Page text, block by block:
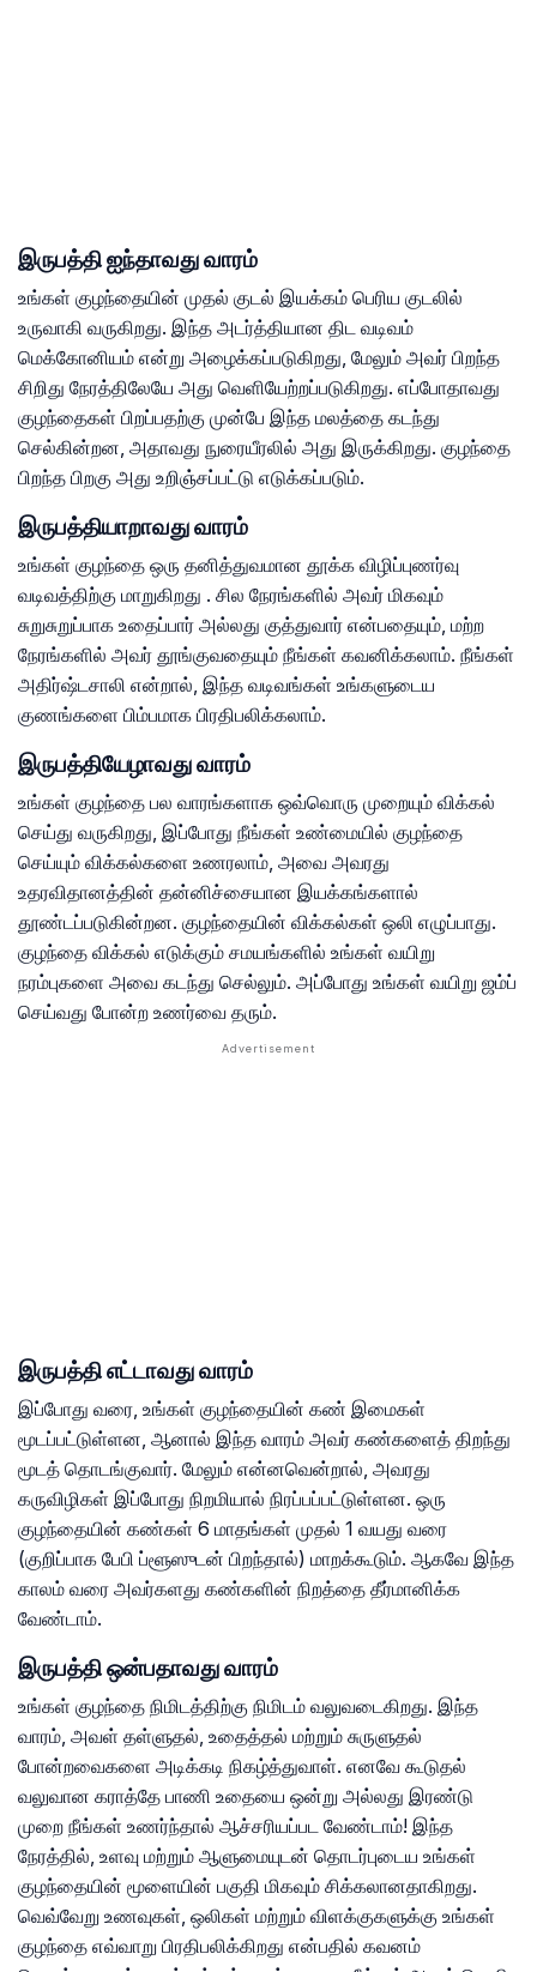
இருபத்தி ஐந்தாவது வாரம்
உங்கள் குழந்தையின் முதல் குடல் இயக்கம் பெரிய குடலில்
உருவாகி வருகிறது. இந்த அடர்த்தியான திட வடிவம்
மெக்கோனியம் என்று அழைக்கப்படுகிறது, மேலும் அவர் பிறந்த
சிறிது நேரத்திலேயே அது வெளியேற்றப்படுகிறது. எப்போதாவது
குழந்தைகள் பிறப்பதற்கு முன்பே இந்த மலத்தை கடந்து
செல்கின்றன, அதாவது நுரையீரலில் அது இருக்கிறது. குழந்தை
பிறந்த பிறகு அது உறிஞ்சப்பட்டு எடுக்கப்படும்.
இருபத்தியாறாவது வாரம்
உங்கள் குழந்தை ஒரு தனித்துவமான தூக்க விழிப்புணர்வு
வடிவத்திற்கு மாறுகிறது . சில நேரங்களில் அவர் மிகவும்
சுறுசுறுப்பாக உதைப்பார் அல்லது குத்துவார் என்பதையும், மற்ற
நேரங்களில் அவர் தூங்குவதையும் நீங்கள் கவனிக்கலாம். நீங்கள்
அதிர்ஷ்டசாலி என்றால், இந்த வடிவங்கள் உங்களுடைய
குணங்களை பிம்பமாக பிரதிபலிக்கலாம்.
இருபத்தியேழாவது வாரம்
உங்கள் குழந்தை பல வாரங்களாக ஒவ்வொரு முறையும் விக்கல்
செய்து வருகிறது, இப்போது நீங்கள் உண்மையில் குழந்தை
செய்யும் விக்கல்களை உணரலாம், அவை அவரது
உதரவிதானத்தின் தன்னிச்சையான இயக்கங்களால்
தூண்டப்படுகின்றன. குழந்தையின் விக்கல்கள் ஒலி எழுப்பாது.
குழந்தை விக்கல் எடுக்கும் சமயங்களில் உங்கள் வயிறு
நரம்புகளை அவை கடந்து செல்லும். அப்போது உங்கள் வயிறு ஜம்ப்
செய்வது போன்ற உணர்வை தரும்.
இருபத்தி எட்டாவது வாரம்
இப்போது வரை, உங்கள் குழந்தையின் கண் இமைகள்
மூடப்பட்டுள்ளன, ஆனால் இந்த வாரம் அவர் கண்களைத் திறந்து
மூடத் தொடங்குவார். மேலும் என்னவென்றால், அவரது
கருவிழிகள் இப்போது நிறமியால் நிரப்பப்பட்டுள்ளன. ஒரு
குழந்தையின் கண்கள் 6 மாதங்கள் முதல் 1 வயது வரை
(குறிப்பாக பேபி ப்ளூஸுடன் பிறந்தால்) மாறக்கூடும். ஆகவே இந்த
காலம் வரை அவர்களது கண்களின் நிறத்தை தீர்மானிக்க
வேண்டாம்.
இருபத்தி ஒன்பதாவது வாரம்
உங்கள் குழந்தை நிமிடத்திற்கு நிமிடம் வலுவடைகிறது. இந்த
வாரம், அவள் தள்ளுதல், உதைத்தல் மற்றும் சுருளுதல்
போன்றவைகளை அடிக்கடி நிகழ்த்துவாள். எனவே கூடுதல்
வலுவான கராத்தே பாணி உதையை ஒன்று அல்லது இரண்டு
முறை நீங்கள் உணர்ந்தால் ஆச்சரியப்பட வேண்டாம்! இந்த
நேரத்தில், உளவு மற்றும் ஆளுமையுடன் தொடர்புடைய உங்கள்
குழந்தையின் மூளையின் பகுதி மிகவும் சிக்கலானதாகிறது.
வெவ்வேறு உணவுகள், ஒலிகள் மற்றும் விளக்குகளுக்கு உங்கள்
குழந்தை எவ்வாறு பிரதிபலிக்கிறது என்பதில் கவனம்